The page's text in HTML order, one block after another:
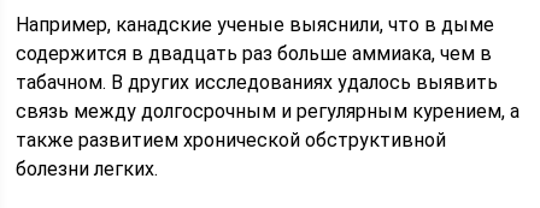
Например, канадские ученые выяснили, что в дыме
содержится в двадцать раз больше аммиака, чем в
табачном. В других исследованиях удалось выявить
связь между долгосрочным и регулярным курением, а
также развитием хронической обструктивной
болезни легких.